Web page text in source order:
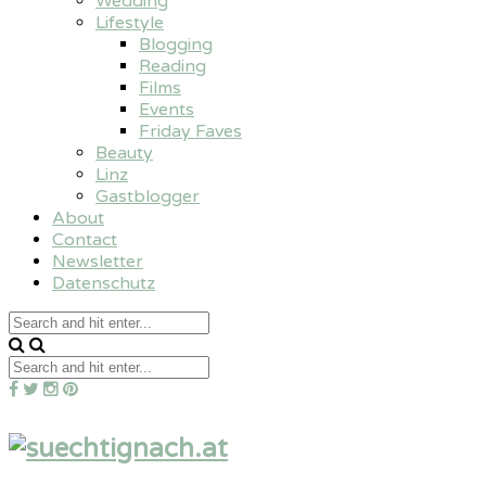
Lifestyle
Blogging
Reading
Films
Events
Friday Faves
Beauty
Linz
Gastblogger
About
Contact
Newsletter
Datenschutz